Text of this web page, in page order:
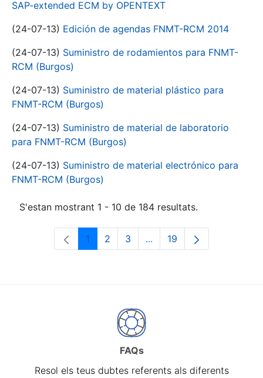
SAP-extended ECM by OPENTEXT
(24-07-13) Edición de agendas FNMT-RCM 2014
(24-07-13) Suministro de rodamientos para FNMT-
RCM (Burgos)
(24-07-13) Suministro de material plástico para
FNMT-RCM (Burgos)
(24-07-13) Suministro de material de laboratorio
para FNMT-RCM (Burgos)
(24-07-13) Suministro de material electrónico para
FNMT-RCM (Burgos)
S'estan mostrant 1 - 10 de 184 resultats.
Pàgina
1 Pàgina
2 Pàgina
3 ...Pàgines intermèdies
Pàgina
19
FAQs
Resol els teus dubtes referents als diferents